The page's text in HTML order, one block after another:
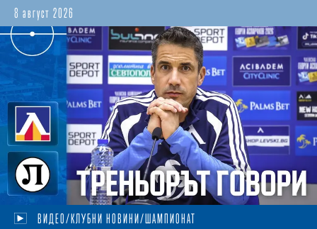
8 август 2026
ВИДЕО/КЛУБНИ НОВИНИ/ШАМПИОНАТ